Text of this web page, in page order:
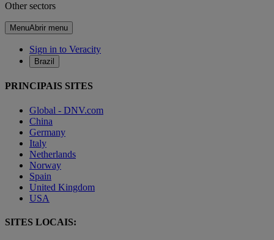
Other sectors
MenuAbrir menu
Sign in to Veracity
Brazil
PRINCIPAIS SITES
Global - DNV.com
China
Germany
Italy
Netherlands
Norway
Spain
United Kingdom
USA
SITES LOCAIS: